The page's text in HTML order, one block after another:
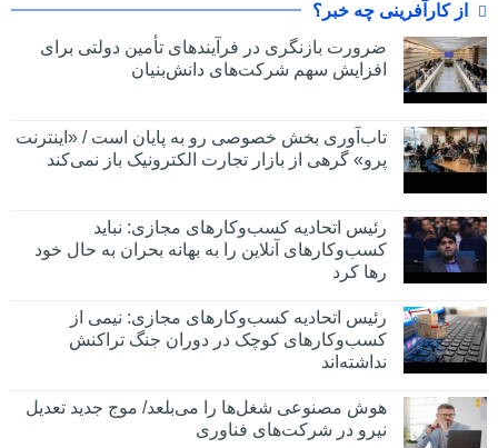
از کارآفرینی چه خبر؟
ضرورت بازنگری در فرآیندهای تأمین دولتی برای
افزایش سهم شرکت‌های دانش‌بنیان
تاب‌آوری بخش خصوصی رو به پایان است / «اینترنت
پرو» گرهی از بازار تجارت الکترونیک باز نمی‌کند
رئیس اتحادیه کسب‌وکارهای مجازی: نباید
کسب‌وکارهای آنلاین را به بهانه بحران به حال خود
رها کرد
رئیس اتحادیه کسب‌وکارهای مجازی: نیمی از
کسب‌وکارهای کوچک در دوران جنگ‌ تراکنش
نداشته‌اند
هوش مصنوعی شغل‌ها را می‌بلعد/ موج جدید تعدیل
نیرو در شرکت‌های فناوری